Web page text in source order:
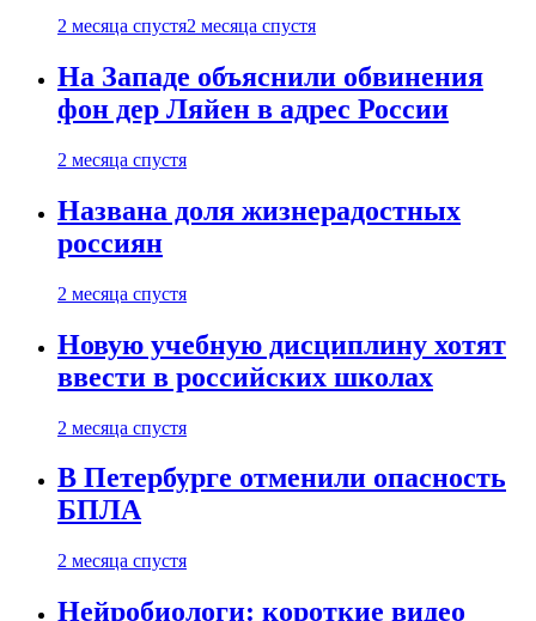
2 месяца спустя2 месяца спустя
На Западе объяснили обвинения
фон дер Ляйен в адрес России
2 месяца спустя
Названа доля жизнерадостных
россиян
2 месяца спустя
Новую учебную дисциплину хотят
ввести в российских школах
2 месяца спустя
В Петербурге отменили опасность
БПЛА
2 месяца спустя
Нейробиологи: короткие видео